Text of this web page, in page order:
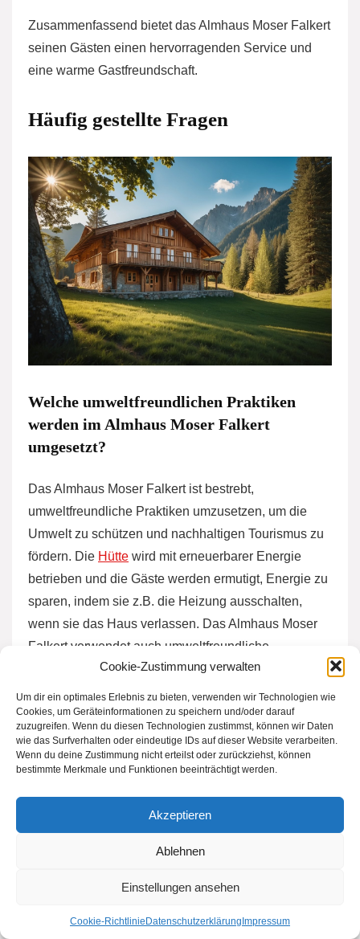
Cookie-Zustimmung verwalten
Um dir ein optimales Erlebnis zu bieten, verwenden wir Technologien wie
Cookies, um Geräteinformationen zu speichern und/oder darauf
zuzugreifen. Wenn du diesen Technologien zustimmst, können wir Daten
wie das Surfverhalten oder eindeutige IDs auf dieser Website verarbeiten.
Wenn du deine Zustimmung nicht erteilst oder zurückziehst, können
bestimmte Merkmale und Funktionen beeinträchtigt werden.
Akzeptieren
Ablehnen
Einstellungen ansehen
Cookie-Richtlinie Datenschutzerklärung Impressum
Zusammenfassend bietet das Almhaus Moser Falkert
seinen Gästen einen hervorragenden Service und
eine warme Gastfreundschaft.
Häufig gestellte Fragen
Welche umweltfreundlichen Praktiken
werden im Almhaus Moser Falkert
umgesetzt?
Das Almhaus Moser Falkert ist bestrebt,
umweltfreundliche Praktiken umzusetzen, um die
Umwelt zu schützen und nachhaltigen Tourismus zu
fördern. Die Hütte wird mit erneuerbarer Energie
betrieben und die Gäste werden ermutigt, Energie zu
sparen, indem sie z.B. die Heizung ausschalten,
wenn sie das Haus verlassen. Das Almhaus Moser
Falkert verwendet auch umweltfreundliche
Reinigungsmittel und recycelt Müll.
Wie kann ich während meines Aufenthalts
im Almhaus Moser Falkert zur
Nachhaltigkeit beitragen?
Nachhaltigkeit beitragen, indem Sie Energie sparen,
indem Sie z.B. das Licht ausschalten, wenn Sie den
und recyceln. Sie können auch regionale Produkte
kaufen und unterstützen, um die lokale Wirtschaft zu